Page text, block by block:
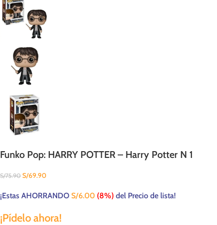
Funko Pop: HARRY POTTER – Harry Potter N 1
S/75.90 S/69.90
¡Estas AHORRANDO S/6.00 (8%) del Precio de lista!
¡Pídelo ahora!